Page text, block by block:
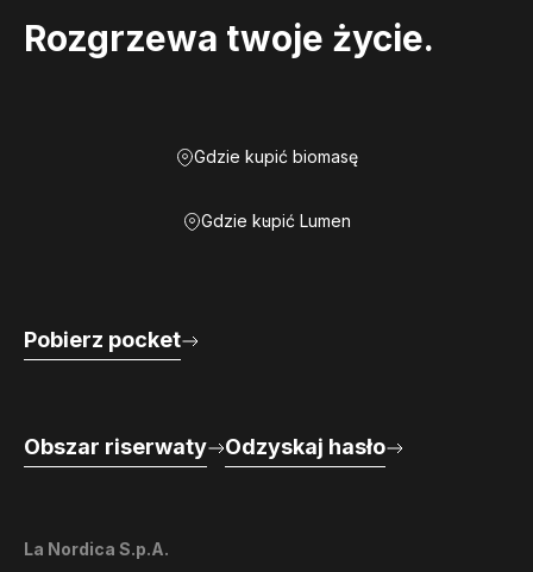
Rozgrzewa twoje życie.
Gdzie kupić biomasę
Gdzie kupić Lumen
La Nordica S.p.A.
Pobierz pocket
Obszar riserwaty Odzyskaj hasło